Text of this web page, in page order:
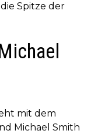
Spitze der
mit dem
Michael Smith